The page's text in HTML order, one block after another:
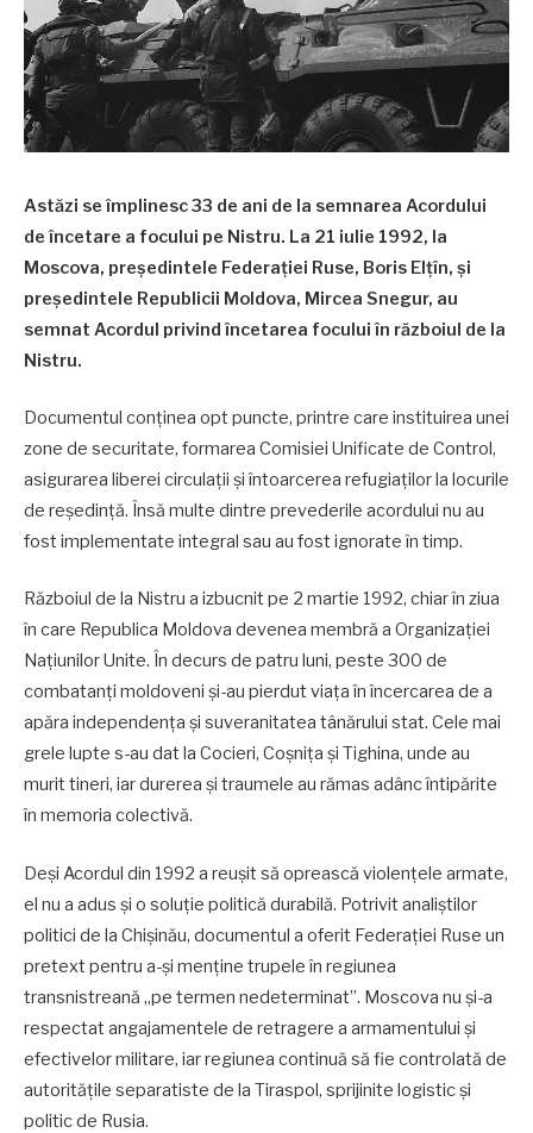
Astăzi se împlinesc 33 de ani de la semnarea Acordului
de încetare a focului pe Nistru. La 21 iulie 1992, la
Moscova, președintele Federației Ruse, Boris Elțîn, și
președintele Republicii Moldova, Mircea Snegur, au
semnat Acordul privind încetarea focului în războiul de la
Nistru.
Documentul conținea opt puncte, printre care instituirea unei
zone de securitate, formarea Comisiei Unificate de Control,
asigurarea liberei circulații și întoarcerea refugiaților la locurile
de reședință. Însă multe dintre prevederile acordului nu au
fost implementate integral sau au fost ignorate în timp.
Războiul de la Nistru a izbucnit pe 2 martie 1992, chiar în ziua
în care Republica Moldova devenea membră a Organizației
Națiunilor Unite. În decurs de patru luni, peste 300 de
combatanți moldoveni și-au pierdut viața în încercarea de a
apăra independența și suveranitatea tânărului stat. Cele mai
grele lupte s-au dat la Cocieri, Coșnița și Tighina, unde au
murit tineri, iar durerea și traumele au rămas adânc întipărite
în memoria colectivă.
Deși Acordul din 1992 a reușit să oprească violențele armate,
el nu a adus și o soluție politică durabilă. Potrivit analiștilor
politici de la Chișinău, documentul a oferit Federației Ruse un
pretext pentru a-și menține trupele în regiunea
transnistreană „pe termen nedeterminat”. Moscova nu și-a
respectat angajamentele de retragere a armamentului și
efectivelor militare, iar regiunea continuă să fie controlată de
autoritățile separatiste de la Tiraspol, sprijinite logistic și
politic de Rusia.